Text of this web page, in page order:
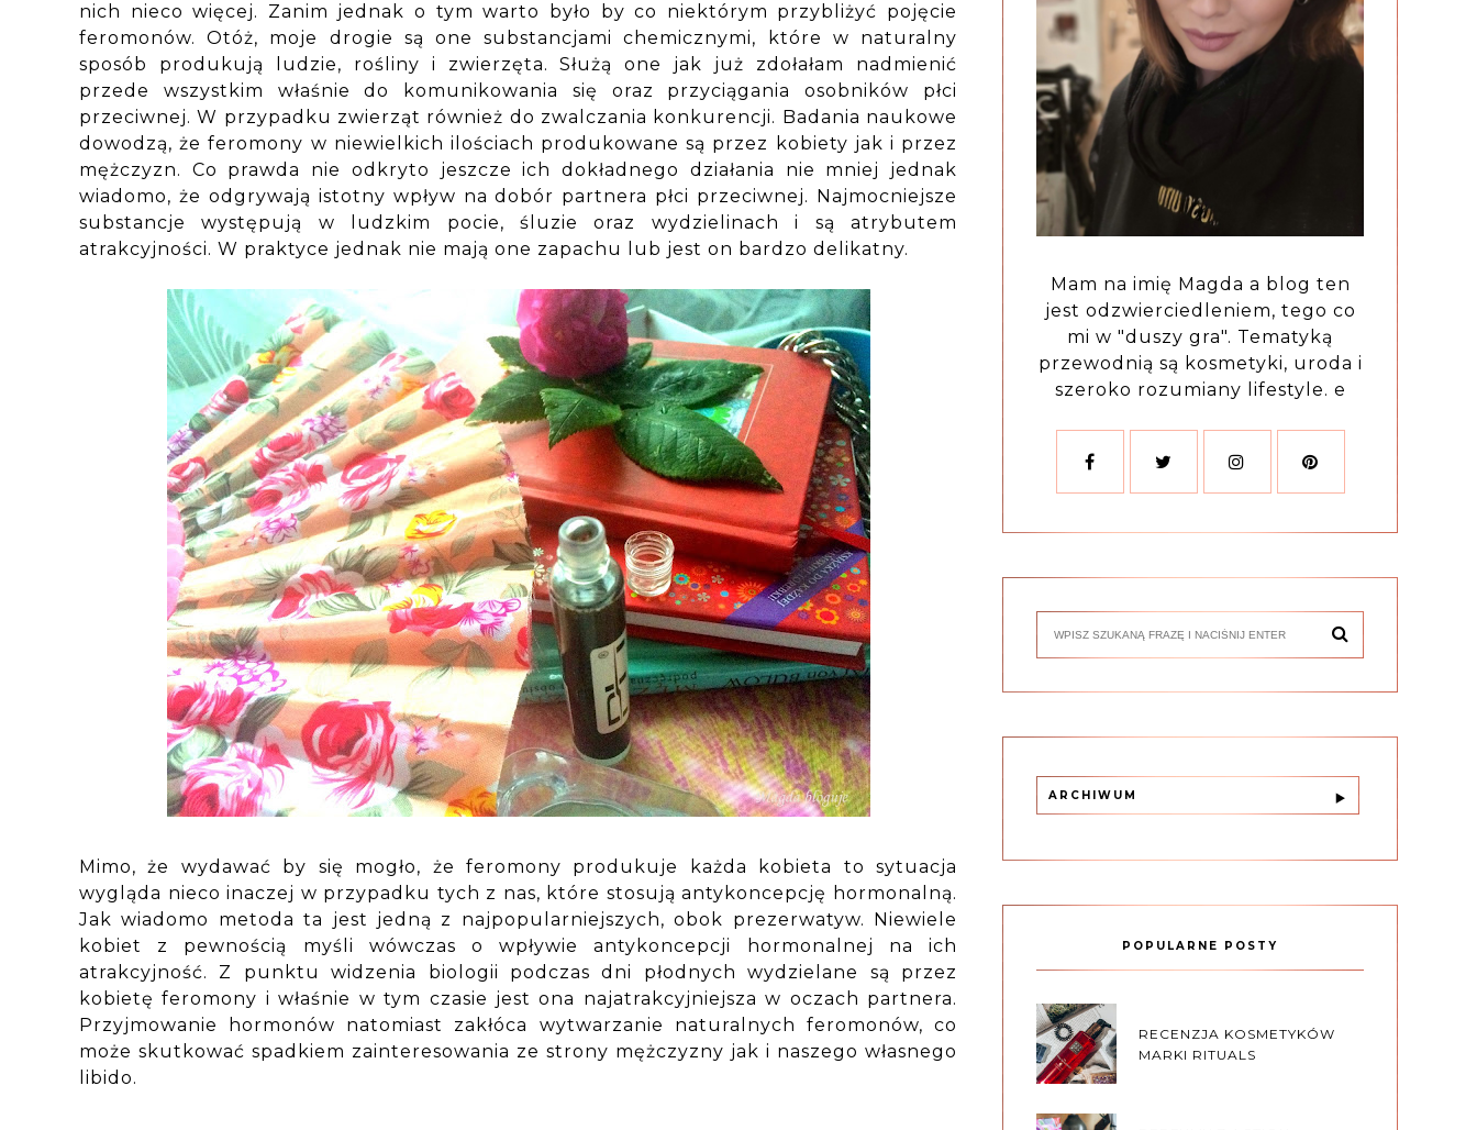
nich nieco więcej. Zanim jednak o tym warto było by co niektórym przybliżyć pojęcie
feromonów. Otóż, moje drogie są one substancjami chemicznymi, które w naturalny
sposób produkują ludzie, rośliny i zwierzęta. Służą one jak już zdołałam nadmienić
przede wszystkim właśnie do komunikowania się oraz przyciągania osobników płci
przeciwnej. W przypadku zwierząt również do zwalczania konkurencji. Badania naukowe
dowodzą, że feromony w niewielkich ilościach produkowane są przez kobiety jak i przez
mężczyzn. Co prawda nie odkryto jeszcze ich dokładnego działania nie mniej jednak
wiadomo, że odgrywają istotny wpływ na dobór partnera płci przeciwnej. Najmocniejsze
substancje występują w ludzkim pocie, śluzie oraz wydzielinach i są atrybutem
atrakcyjności. W praktyce jednak nie mają one zapachu lub jest on bardzo delikatny.
Mimo, że wydawać by się mogło, że feromony produkuje każda kobieta to sytuacja
wygląda nieco inaczej w przypadku tych z nas, które stosują antykoncepcję hormonalną.
Jak wiadomo metoda ta jest jedną z najpopularniejszych, obok prezerwatyw. Niewiele
kobiet z pewnością myśli wówczas o wpływie antykoncepcji hormonalnej na ich
atrakcyjność. Z punktu widzenia biologii podczas dni płodnych wydzielane są przez
kobietę feromony i właśnie w tym czasie jest ona najatrakcyjniejsza w oczach partnera.
Przyjmowanie hormonów natomiast zakłóca wytwarzanie naturalnych feromonów, co
może skutkować spadkiem zainteresowania ze strony mężczyzny jak i naszego własnego
libido.
Mam na imię Magda a blog ten
jest odzwierciedleniem, tego co
mi w "duszy gra". Tematyką
przewodnią są kosmetyki, uroda i
szeroko rozumiany lifestyle. e
ARCHIWUM
POPULARNE POSTY
RECENZJA KOSMETYKÓW
MARKI RITUALS